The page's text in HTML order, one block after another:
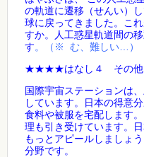
の軌道に遷移（せんい）
球に戻ってきました。こ
すか。人工惑星軌道間の
す。（※ む、難しい…）
★★★★はなし４ その他
国際宇宙ステーションは
しています。日本の得意
食料や被服を宅配します
理も引き受けています。
もっとアピールしましょ
分野です。